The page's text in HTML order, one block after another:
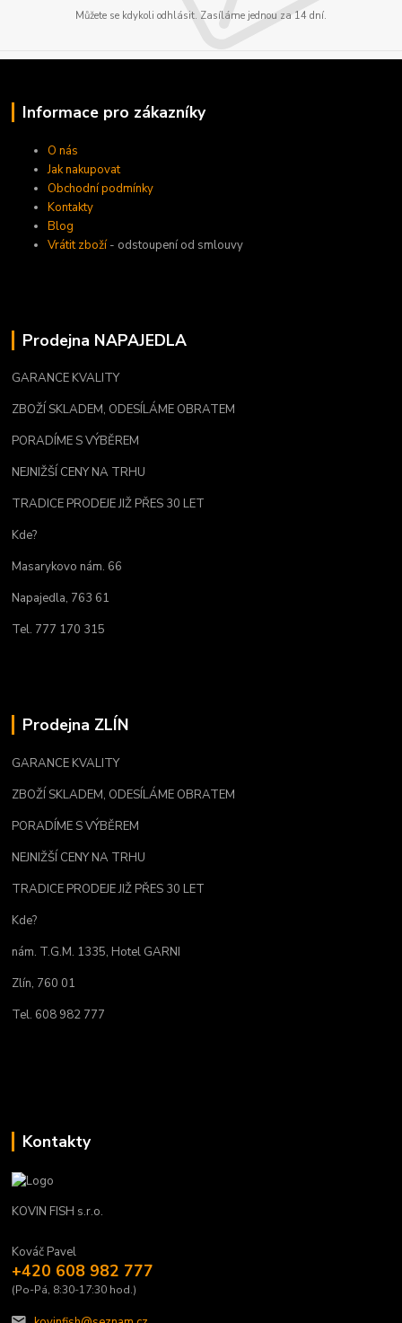
Můžete se kdykoli odhlásit. Zasíláme jednou za 14 dní.
Informace pro zákazníky
O nás
Jak nakupovat
Obchodní podmínky
Kontakty
Blog
Vrátit zboží- odstoupení od smlouvy
Prodejna NAPAJEDLA
GARANCE KVALITY
ZBOŽÍ SKLADEM, ODESÍLÁME OBRATEM
PORADÍME S VÝBĚREM
NEJNIŽŠÍ CENY NA TRHU
TRADICE PRODEJE JIŽ PŘES 30 LET
Kde?
Masarykovo nám. 66
Napajedla, 763 61
Tel. 777 170 315
Prodejna ZLÍN
GARANCE KVALITY
ZBOŽÍ SKLADEM, ODESÍLÁME OBRATEM
PORADÍME S VÝBĚREM
NEJNIŽŠÍ CENY NA TRHU
TRADICE PRODEJE JIŽ PŘES 30 LET
Kde?
nám. T.G.M. 1335, Hotel GARNI
Zlín, 760 01
Tel. 608 982 777
Kontakty
KOVIN FISH s.r.o.
Kováč Pavel
+420 608 982 777
(Po-Pá, 8:30-17:30 hod.)